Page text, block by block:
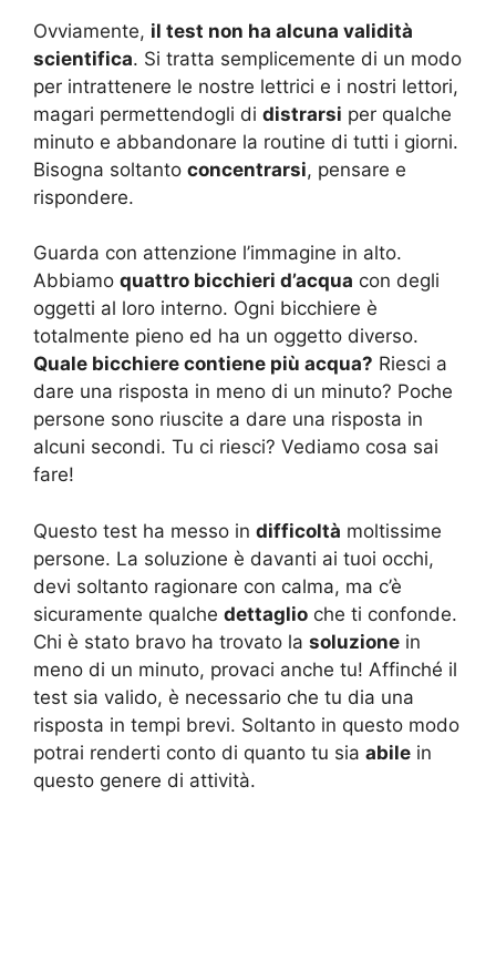
Ovviamente, il test non ha alcuna validità
scientifica. Si tratta semplicemente di un modo
per intrattenere le nostre lettrici e i nostri lettori,
magari permettendogli di distrarsi per qualche
minuto e abbandonare la routine di tutti i giorni.
Bisogna soltanto concentrarsi, pensare e
rispondere.
Guarda con attenzione l’immagine in alto.
Abbiamo quattro bicchieri d’acqua con degli
oggetti al loro interno. Ogni bicchiere è
totalmente pieno ed ha un oggetto diverso.
Quale bicchiere contiene più acqua? Riesci a
dare una risposta in meno di un minuto? Poche
persone sono riuscite a dare una risposta in
alcuni secondi. Tu ci riesci? Vediamo cosa sai
fare!
Questo test ha messo in difficoltà moltissime
persone. La soluzione è davanti ai tuoi occhi,
devi soltanto ragionare con calma, ma c’è
sicuramente qualche dettaglio che ti confonde.
Chi è stato bravo ha trovato la soluzione in
meno di un minuto, provaci anche tu! Affinché il
test sia valido, è necessario che tu dia una
risposta in tempi brevi. Soltanto in questo modo
potrai renderti conto di quanto tu sia abile in
questo genere di attività.